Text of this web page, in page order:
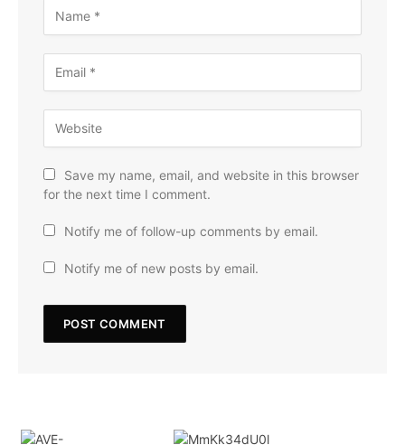
Save my name, email, and website in this browser
for the next time I comment.
Notify me of follow-up comments by email.
Notify me of new posts by email.